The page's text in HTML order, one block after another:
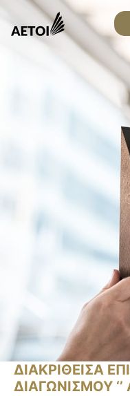
ΔΙΑΚΡΙΘΕΙΣΑ
ΔΙΑΓΩΝΙΣΜΟΥ ‘’